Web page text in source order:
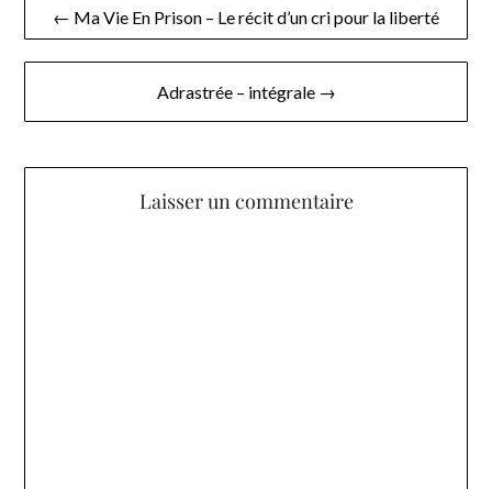
de
← Ma Vie En Prison – Le récit d’un cri pour la liberté
Adrastrée – intégrale →
Laisser un commentaire